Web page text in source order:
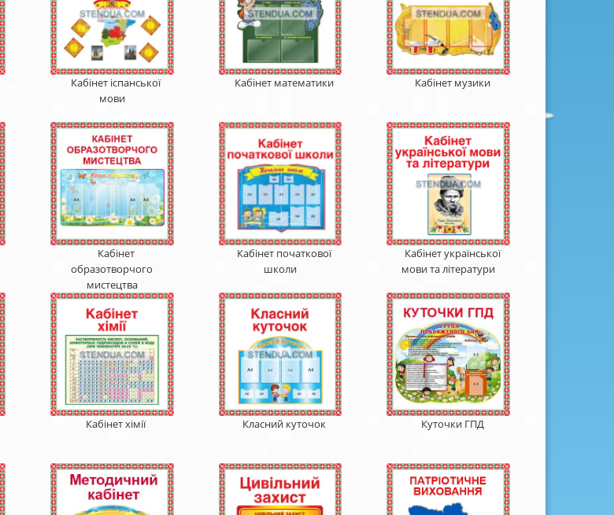
Кабінет іспанської
мови
Кабінет математики Кабінет музики
Кабінет
образотворчого
мистецтва
Кабінет початкової
школи
Кабінет української
мови та літератури
Кабінет хімії Класний куточок Куточки ГПД